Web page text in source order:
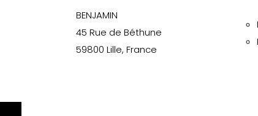
BENJAMIN
45 Rue de Béthune
59800 Lille, France